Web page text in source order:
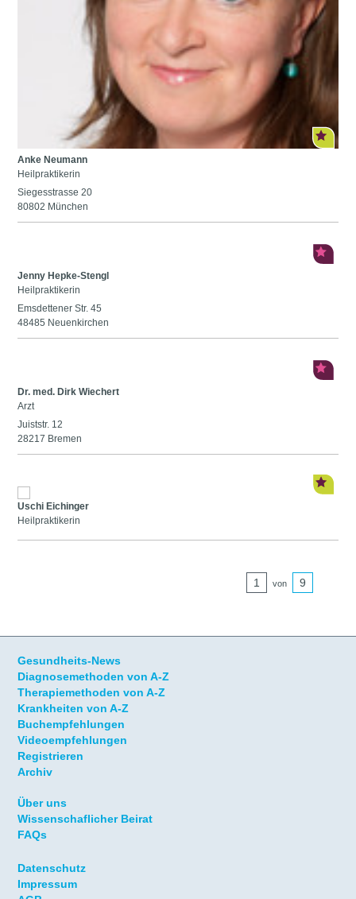
Anke Neumann
Heilpraktikerin
Siegesstrasse 20
80802 München
Jenny Hepke-Stengl
Heilpraktikerin
Emsdettener Str. 45
48485 Neuenkirchen
Dr. med. Dirk Wiechert
Arzt
Juiststr. 12
28217 Bremen
Uschi Eichinger
Heilpraktikerin
1 von 9
Gesundheits-News
Diagnosemethoden von A-Z
Therapiemethoden von A-Z
Krankheiten von A-Z
Buchempfehlungen
Videoempfehlungen
Registrieren
Archiv
Über uns
Wissenschaflicher Beirat
FAQs
Datenschutz
Impressum